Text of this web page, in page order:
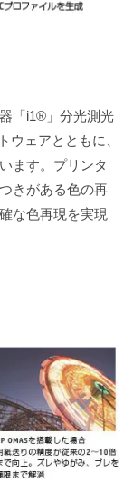
「i1®」分光測光
ェアとともに、
ます。プリンタ
きがある色の再
な色再現を実現